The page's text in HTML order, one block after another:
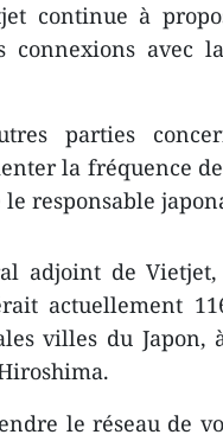
continue à
connexions avec
parties
la fréquence
responsable
adjoint de
actuellement
villes du Japon,
le réseau de